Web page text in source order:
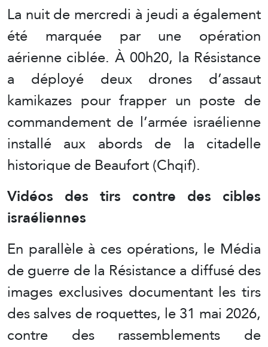
La nuit de mercredi à jeudi a également
été marquée par une opération
aérienne ciblée. À 00h20, la Résistance
a déployé deux drones d’assaut
kamikazes pour frapper un poste de
commandement de l’armée israélienne
installé aux abords de la citadelle
historique de Beaufort (Chqif).
Vidéos des tirs contre des cibles
israéliennes
En parallèle à ces opérations, le Média
de guerre de la Résistance a diffusé des
images exclusives documentant les tirs
des salves de roquettes, le 31 mai 2026,
contre des rassemblements de